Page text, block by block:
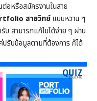
อหรือสมัครงานในสาย
สายวิทย์ แบบหวาน ๆ
สามารถแก้ไขได้ง่าย ๆ ผ่าน
รับข้อมูลตามที่ต้องการ ก็ได้